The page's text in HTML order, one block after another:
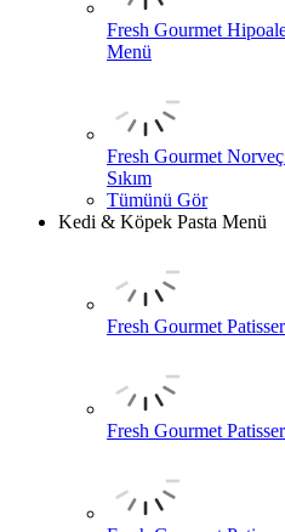
Fresh Gourmet
Menü
Fresh Gourmet
Sıkım
Tümünü Gör
Kedi & Köpek Pasta Menü
Fresh Gourmet
Fresh Gourmet